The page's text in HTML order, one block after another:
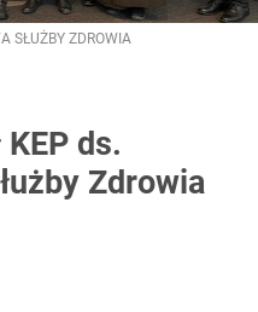
SŁUŻBY ZDROWIA
KEP ds.
Zdrowia